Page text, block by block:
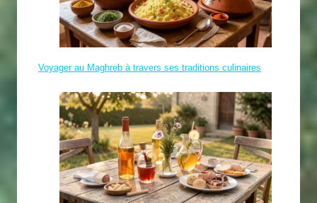
Voyager au Maghreb à travers ses traditions culinaires